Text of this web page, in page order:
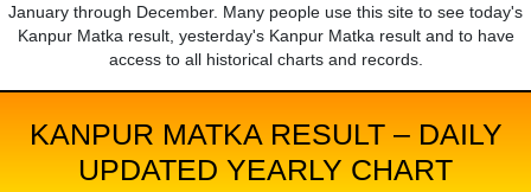
January through December. Many people use this site to see today's
Kanpur Matka result, yesterday's Kanpur Matka result and to have
access to all historical charts and records.
KANPUR MATKA RESULT – DAILY
UPDATED YEARLY CHART